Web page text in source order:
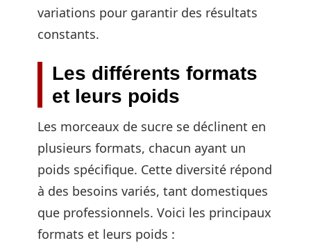
variations pour garantir des résultats
constants.
Les différents formats
et leurs poids
Les morceaux de sucre se déclinent en
plusieurs formats, chacun ayant un
poids spécifique. Cette diversité répond
à des besoins variés, tant domestiques
que professionnels. Voici les principaux
formats et leurs poids :